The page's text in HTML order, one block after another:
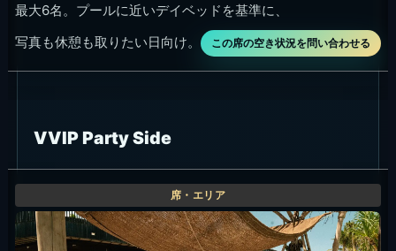
最大6名。プールに近いデイベッドを基準に、
写真も休憩も取りたい日向け。
この席の空き状況を問い合わせる
VVIP Party Side